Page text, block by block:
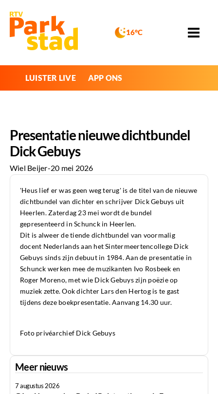
16°C
LUISTER LIVE APP ONS
Presentatie nieuwe dichtbundel
Dick Gebuys
Wiel Beijer-20 mei 2026
'Heus lief er was geen weg terug' is de titel van de nieuwe
dichtbundel van dichter en schrijver Dick Gebuys uit
Heerlen. Zaterdag 23 mei wordt de bundel
gepresenteerd in Schunck in Heerlen.
Dit is alweer de tiende dichtbundel van voormalig
docent Nederlands aan het Sintermeertencollege Dick
Gebuys sinds zijn debuut in 1984. Aan de presentatie in
Schunck werken mee de muzikanten Ivo Rosbeek en
Roger Moreno, met wie Dick Gebuys zijn poëzie op
muziek zette. Ook dichter Lars den Hertog is te gast
tijdens deze boekpresentatie. Aanvang 14.30 uur.
Foto privéarchief Dick Gebuys
Meer nieuws
7 augustus 2026